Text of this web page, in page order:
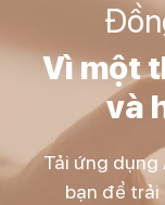
Vì một
và
Tải ứng dụng
bạn để trải